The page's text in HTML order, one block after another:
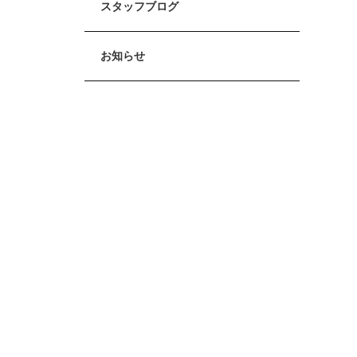
スタッフブログ
お知らせ